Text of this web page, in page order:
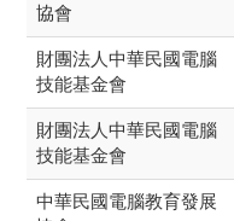
協會
財團法人中華民國電腦
技能基金會
財團法人中華民國電腦
技能基金會
中華民國電腦教育發展